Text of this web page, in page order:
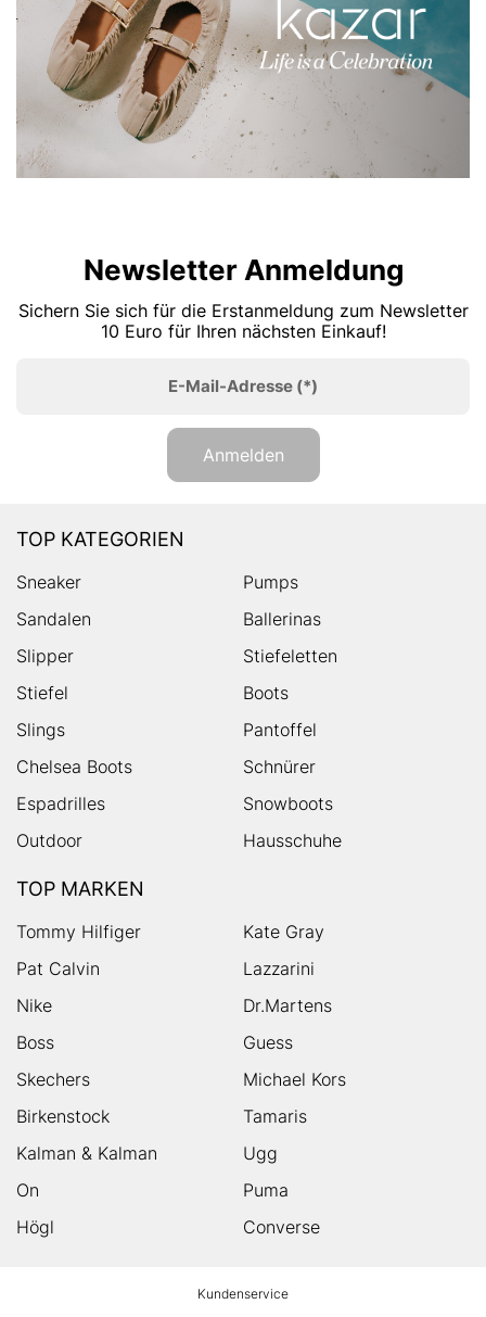
Newsletter Anmeldung
Sichern Sie sich für die Erstanmeldung zum Newsletter
10 Euro für Ihren nächsten Einkauf!
E-Mail-Adresse (*)
Anmelden
TOP KATEGORIEN
Sneaker
Pumps
Sandalen
Ballerinas
Slipper
Stiefeletten
Stiefel
Boots
Slings
Pantoffel
Chelsea Boots
Schnürer
Espadrilles
Snowboots
Outdoor
Hausschuhe
TOP MARKEN
Tommy Hilfiger
Kate Gray
Pat Calvin
Lazzarini
Nike
Dr.Martens
Boss
Guess
Skechers
Michael Kors
Birkenstock
Tamaris
Kalman & Kalman
Ugg
On
Puma
Högl
Converse
Kundenservice